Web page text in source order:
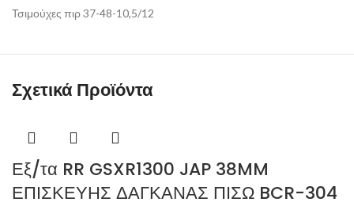
Τσιμούχες πιρ 37-48-10,5/12
Σχετικά Προϊόντα
Εξ/τα RR GSXR1300 JAP 38MM
ΕΠΙΣΚΕΥΗΣ ΔΑΓΚΑΝΑΣ ΠΙΣΩ BCR-304